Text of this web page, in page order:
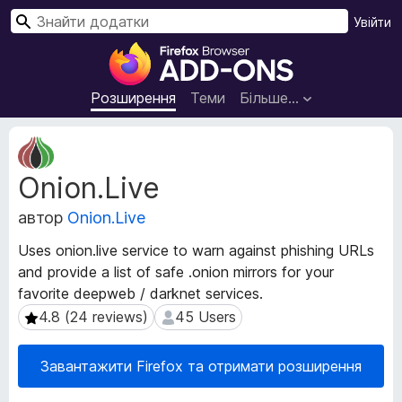
Д
о
д
а
а
у
з
е
р
F
Розширення Теми Більше…
Увійти
П
Onion.Live
автор Onion.Live
Uses onion.live service to warn against phishing URLs
and provide a list of safe .onion mirrors for your
favorite deepweb / darknet services.
4.8 (24 reviews)
4.8 (24 reviews) 45 Users
45 Users
Завантажити Firefox та отримати розширення
М
е
т
а
д
н
і
р
о
з
ш
р